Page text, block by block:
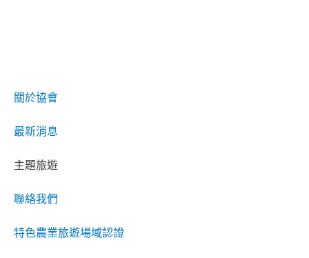
關於協會
最新消息
主題旅遊
聯絡我們
特色農業旅遊場域認證